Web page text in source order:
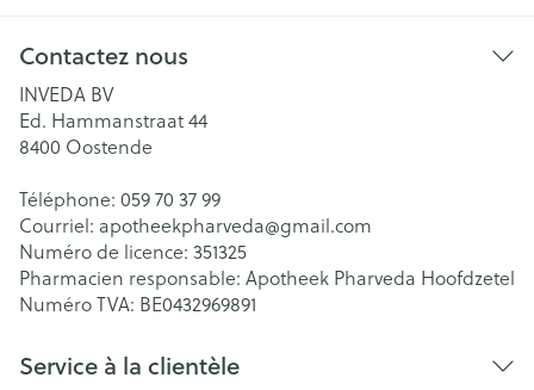
Contactez nous
INVEDA BV
Ed. Hammanstraat 44
8400 Oostende
Téléphone: 059 70 37 99
Courriel: apotheekpharveda@gmail.com
Numéro de licence: 351325
Pharmacien responsable: Apotheek Pharveda Hoofdzetel
Numéro TVA: BE0432969891
Service à la clientèle